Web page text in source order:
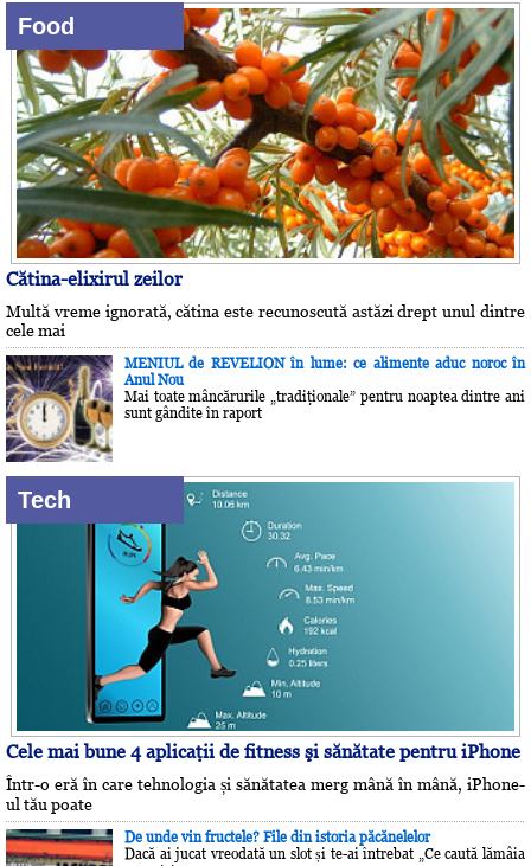
Food
Cătina-elixirul zeilor
Multă vreme ignorată, cătina este recunoscută astăzi drept unul dintre
cele mai
MENIUL de REVELION în lume: ce alimente aduc noroc în
Anul Nou
Mai toate mâncărurile „tradiţionale” pentru noaptea dintre ani
sunt gândite în raport
Tech
Cele mai bune 4 aplicaţii de fitness şi sănătate pentru iPhone
Într-o eră în care tehnologia și sănătatea merg mână în mână, iPhone-
ul tău poate
De unde vin fructele? File din istoria păcănelelor
Dacă ai jucat vreodată un slot și te-ai întrebat „Ce caută lămâia